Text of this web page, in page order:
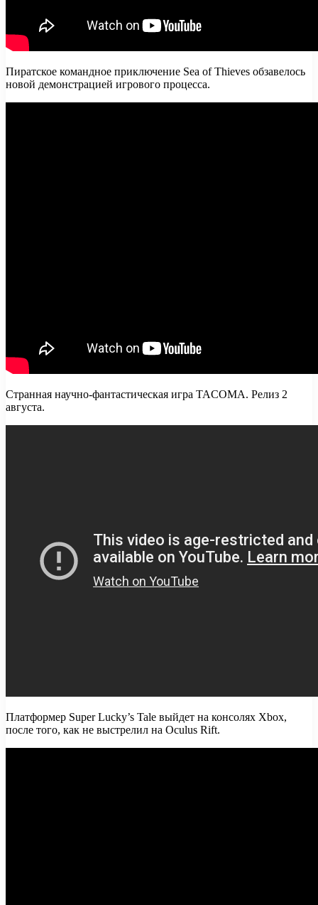
Пиратское командное приключение Sea of Thieves обзавелось
новой демонстрацией игрового процесса.
Странная научно-фантастическая игра TACOMA. Релиз 2
августа.
Платформер Super Lucky’s Tale выйдет на консолях Xbox,
после того, как не выстрелил на Oculus Rift.